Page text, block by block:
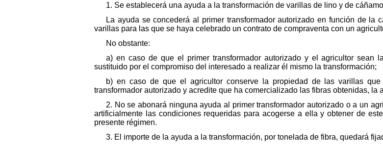
1. Se establecerá una ayuda a la transformación de varillas de lino y de
La ayuda se concederá al primer transformador autorizado en función de la
varillas para las que se haya celebrado un contrato de compraventa con un
No obstante:
a) en caso de que el primer transformador autorizado y el agricultor sean
sustituido por el compromiso del interesado a realizar él mismo la transformación;
b) en caso de que el agricultor conserve la propiedad de las varillas
transformador autorizado y acredite que ha comercializado las fibras obtenidas, la
2. No se abonará ninguna ayuda al primer transformador autorizado o a un
artificialmente las condiciones requeridas para acogerse a ella y obtener de
presente régimen.
3. El importe de la ayuda a la transformación, por tonelada de fibra, quedará